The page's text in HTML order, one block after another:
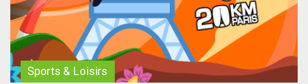
Sports & Loisirs